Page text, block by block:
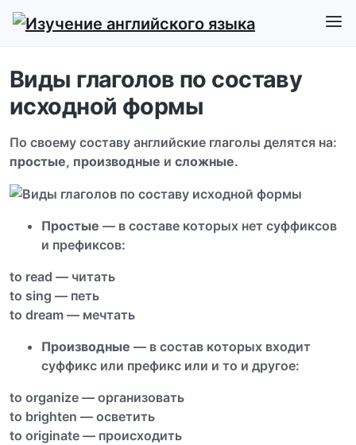
Виды глаголов по составу
исходной формы
По своему составу английские глаголы делятся на:
простые, производные и сложные.
Простые — в составе которых нет суффиксов
и префиксов:
to read — читать
to sing — петь
to dream — мечтать
Производные — в состав которых входит
суффикс или префикс или и то и другое:
to organize — организовать
to brighten — осветить
to originate — происходить